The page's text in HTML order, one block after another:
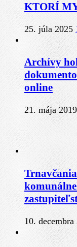
KTORÍ
25. júla 2025
Archívy
online
21. mája 2019
10. decembra